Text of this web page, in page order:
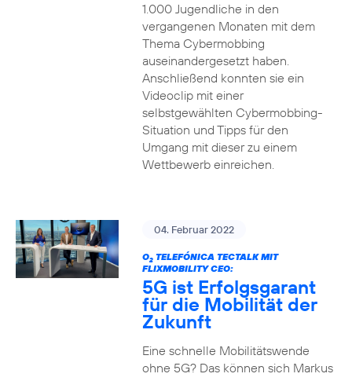
1.000 Jugendliche in den
vergangenen Monaten mit dem
Thema Cybermobbing
auseinandergesetzt haben.
Anschließend konnten sie ein
Videoclip mit einer
selbstgewählten Cybermobbing-
Situation und Tipps für den
Umgang mit dieser zu einem
Wettbewerb einreichen.
04. Februar 2022
O2TELEFÓNICA TECTALK MIT
FLIXMOBILITY CEO:
5G ist Erfolgsgarant
für die Mobilität der
Zukunft
Eine schnelle Mobilitätswende
ohne 5G? Das können sich Markus